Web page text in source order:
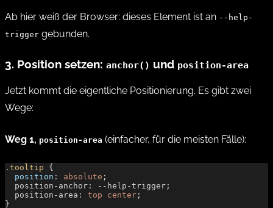
Ab hier weiß der Browser: dieses Element ist an --help-
trigger gebunden.
3. Position setzen: anchor() und position-area
Jetzt kommt die eigentliche Positionierung. Es gibt zwei
Wege:
Weg 1, position-area (einfacher, für die meisten Fälle):
.tooltip {
  position
: absolute ;
  position-anchor: --help-trigger;
  position-area:
top center ;
}